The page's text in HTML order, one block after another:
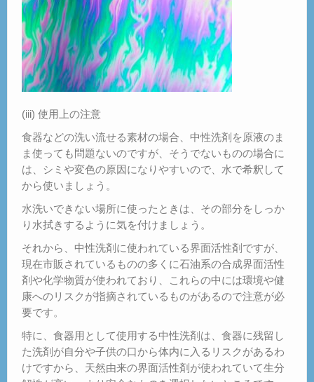
(iii) 使用上の注意
食器などの洗い流せる素材の場合、中性洗剤を原液のま
ま使っても問題ないのですが、そうでないものの場合に
は、シミや変色の原因になりやすいので、水で希釈して
から使いましょう。
水洗いできない場所に使ったときは、その部分をしっか
り水拭きするように気を付けましょう。
それから、中性洗剤に使われている界面活性剤ですが、
現在市販されているものの多くに石油系の合成界面活性
剤や化学物質が使われており、これらの中には環境や健
康へのリスクが指摘されているものがあるので注意が必
要です。
特に、食器用として使用する中性洗剤は、食器に残留し
た洗剤が自分や子供の口から体内に入るリスクがあるわ
けですから、天然由来の界面活性剤が使われていて生分